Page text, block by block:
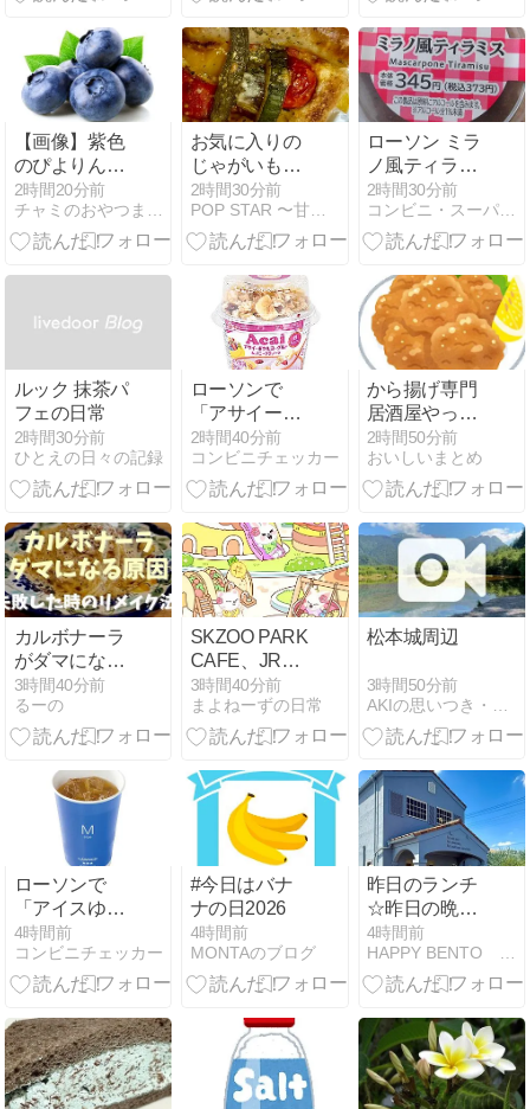
【画像】紫色
のぴよりん爆
誕！15周年コ
ラボが可愛す
ぎる件
2時間20分前
チャミのおやつまとめ
お気に入りの
じゃがいもパ
ンと 今日は何
の日
2時間30分前
POP STAR 〜甘党女子の戯言〜
ローソン ミラ
ノ風ティラミ
ス
2時間30分前
コンビニ・スーパー・外食日記
ルック 抹茶パ
フェの日常
2時間30分前
ひとえの日々の記録
ローソンで
「アサイーボ
ウルヨーグル
ト＆ハニーグ
ラノーラ」が
日に発売、関
東地区限定販
売。ハチミツ
使用グラノー
ラとアサイー
ボウルの味わ
いを楽しめる
カップヨーグ
2時間40分前
コンビニチェッカー
から揚げ専門
居酒屋やった
ら絶対儲かる
のに誰もやら
ない理由
2時間50分前
おいしいまとめ
カルボナーラ
がダマになる
原因は？失敗
したときのリ
メイク方法も
3時間40分前
るーの
SKZOO PARK
CAFE、JR東
海推し旅 Stray
Kids
3時間40分前
まよねーずの日常
松本城周辺
3時間50分前
ローソンで
「アイスゆず
シトラスティ
ー」が2026年
8月11日発
りを楽しめる
暑い夏にぴっ
たりなフルー
ツティー。
4時間前
コンビニチェッカー
#今日はバナ
ナの日2026
4時間前
MONTAのブログ
昨日のランチ
☆昨日の晩ご
はん
4時間前
HAPPY BENTO 私的日記